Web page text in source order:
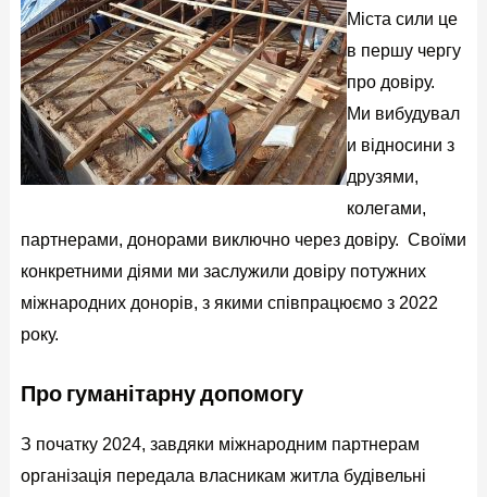
Міста сили це
в першу чергу
про довіру.
Ми вибудувал
и відносини з
друзями,
колегами,
партнерами, донорами виключно через довіру. Своїми
конкретними діями ми заслужили довіру потужних
міжнародних донорів, з якими співпрацюємо з 2022
року.
Про гуманітарну допомогу
З початку 2024, завдяки міжнародним партнерам
організація передала власникам житла будівельні